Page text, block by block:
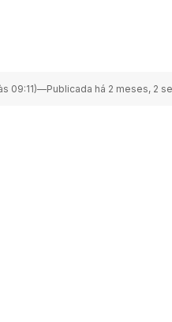
09:11)—Publicada há 2 meses, 2